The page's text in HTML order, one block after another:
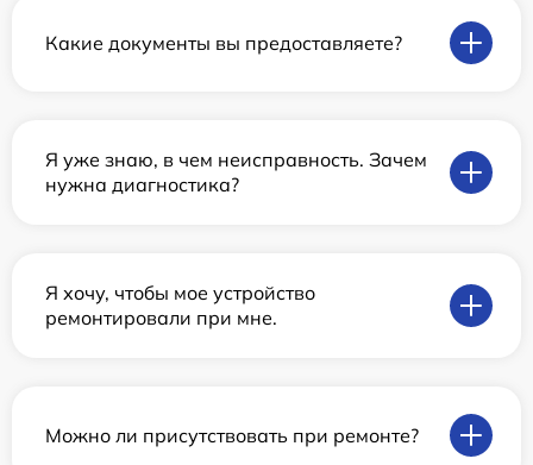
Какие документы вы предоставляете?
Я уже знаю, в чем неисправность. Зачем
нужна диагностика?
Я хочу, чтобы мое устройство
ремонтировали при мне.
Можно ли присутствовать при ремонте?